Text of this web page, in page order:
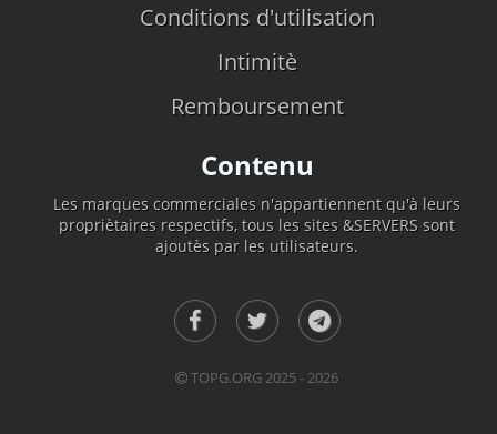
Conditions d'utilisation
Intimitè
Remboursement
Contenu
Les marques commerciales n'appartiennent qu'à leurs
propriètaires respectifs, tous les sites &SERVERS sont
ajoutès par les utilisateurs.
TOPG.ORG 2025 - 2026